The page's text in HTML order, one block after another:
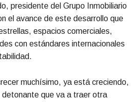
presidente del Grupo Inmobiliario
el avance de este desarrollo que
espacios comerciales,
con estándares internacionales
muchísimo, ya está creciendo,
detonante que va a traer otra